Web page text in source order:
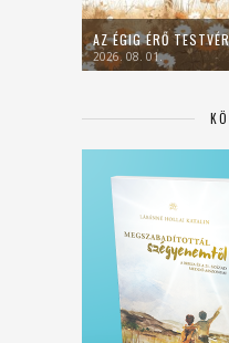
AZ ÉGIG ÉRŐ
2026. 08. 01.